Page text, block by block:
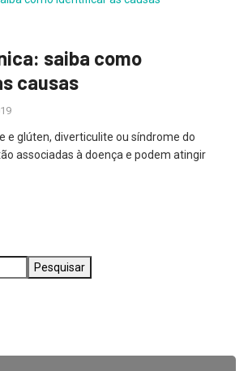
saiba como
causas
e glúten, diverticulite ou síndrome do
associadas à doença e podem atingir
Pesquisar